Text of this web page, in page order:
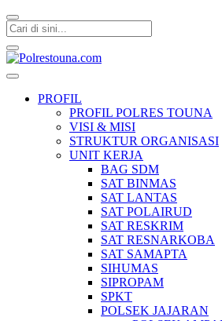
PROFIL
PROFIL POLRES TOUNA
VISI & MISI
STRUKTUR ORGANISASI
UNIT KERJA
BAG SDM
SAT BINMAS
SAT LANTAS
SAT POLAIRUD
SAT RESKRIM
SAT RESNARKOBA
SAT SAMAPTA
SIHUMAS
SIPROPAM
SPKT
POLSEK JAJARAN